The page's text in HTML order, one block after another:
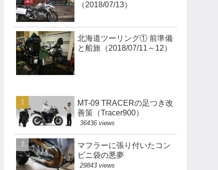
（2018/07/13）
北海道ツーリング① 前準備
と船旅（2018/07/11～12）
MT-09 TRACERの足つき改
善策（Tracer900）
36436 views
マフラーに張り付いたコン
ビニ袋の悪夢
29843 views